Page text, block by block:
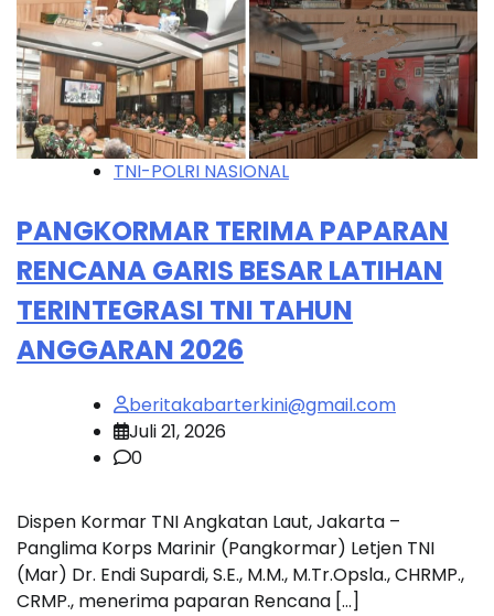
TNI-POLRI NASIONAL
PANGKORMAR TERIMA PAPARAN
RENCANA GARIS BESAR LATIHAN
TERINTEGRASI TNI TAHUN
ANGGARAN 2026
beritakabarterkini@gmail.com
Juli 21, 2026
0
Dispen Kormar TNI Angkatan Laut, Jakarta –
Panglima Korps Marinir (Pangkormar) Letjen TNI
(Mar) Dr. Endi Supardi, S.E., M.M., M.Tr.Opsla., CHRMP.,
CRMP., menerima paparan Rencana […]